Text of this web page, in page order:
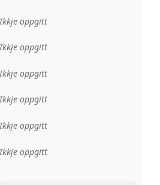
Ikkje oppgitt
Ikkje oppgitt
Ikkje oppgitt
Ikkje oppgitt
Ikkje oppgitt
Ikkje oppgitt